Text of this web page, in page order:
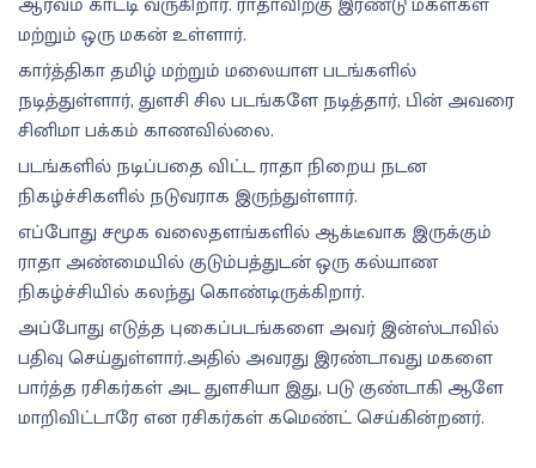
மற்றும் ஒரு மகன் உள்ளார்.
கார்த்திகா தமிழ் மற்றும் மலையாள படங்களில்
நடித்துள்ளார், துளசி சில படங்களே நடித்தார், பின் அவரை
சினிமா பக்கம் காணவில்லை.
படங்களில் நடிப்பதை விட்ட ராதா நிறைய நடன
நிகழ்ச்சிகளில் நடுவராக இருந்துள்ளார்.
எப்போது சமூக வலைதளங்களில் ஆக்டீவாக இருக்கும்
ராதா அண்மையில் குடும்பத்துடன் ஒரு கல்யாண
நிகழ்ச்சியில் கலந்து கொண்டிருக்கிறார்.
அப்போது எடுத்த புகைப்படங்களை அவர் இன்ஸ்டாவில்
பதிவு செய்துள்ளார்.அதில் அவரது இரண்டாவது மகளை
பார்த்த ரசிகர்கள் அட துளசியா இது, படு குண்டாகி ஆளே
மாறிவிட்டாரே என ரசிகர்கள் கமெண்ட் செய்கின்றனர்.